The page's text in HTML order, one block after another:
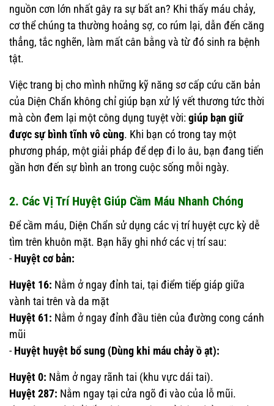
nguồn cơn lớn nhất gây ra sự bất an? Khi thấy máu chảy,
cơ thể chúng ta thường hoảng sợ, co rúm lại, dẫn đến căng
thẳng, tắc nghẽn, làm mất cân bằng và từ đó sinh ra bệnh
tật.
Việc trang bị cho mình những kỹ năng sơ cấp cứu căn bản
của Diện Chẩn không chỉ giúp bạn xử lý vết thương tức thời
mà còn đem lại một công dụng tuyệt vời:giúp bạn giữ
được sự bình tĩnh vô cùng. Khi bạn có trong tay một
phương pháp, một giải pháp để dẹp đi lo âu, bạn đang tiến
gần hơn đến sự bình an trong cuộc sống mỗi ngày.
2. Các Vị Trí Huyệt Giúp Cầm Máu Nhanh Chóng
Để cầm máu, Diện Chẩn sử dụng các vị trí huyệt cực kỳ dễ
tìm trên khuôn mặt. Bạn hãy ghi nhớ các vị trí sau:
- Huyệt cơ bản:
Huyệt 16: Nằm ở ngay đỉnh tai, tại điểm tiếp giáp giữa
vành tai trên và da mặt
Huyệt 61: Nằm ở ngay đỉnh đầu tiên của đường cong cánh
mũi
- Huyệt huyệt bổ sung (Dùng khi máu chảy ồ ạt):
Huyệt 0: Nằm ở ngay rãnh tai (khu vực dái tai).
Huyệt 287: Nằm ngay tại cửa ngõ đi vào của lỗ mũi.